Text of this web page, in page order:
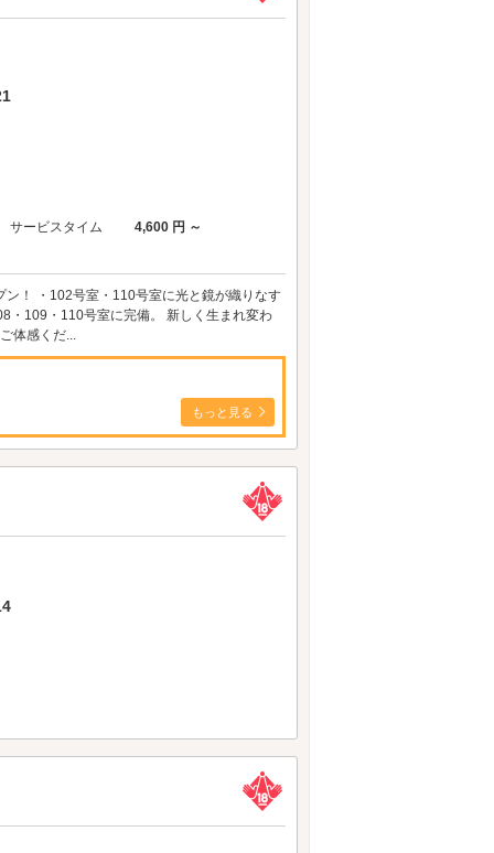
サービスタイム 4,600 円 ～
！ ・102号室・110号室に光と鏡が織りなす
・109・110号室に完備。 新しく生まれ変わ
体感くだ...
もっと見る